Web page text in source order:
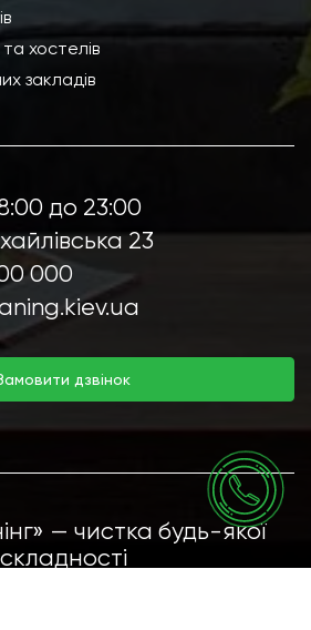
хостелів
закладів
до 23:00
23
000
дзвінок
— чистка будь-якої
складності